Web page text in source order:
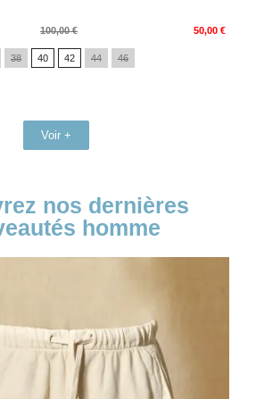
100,00 € 50,00 €
38 40 42 44 46
Voir +
nos dernières
homme